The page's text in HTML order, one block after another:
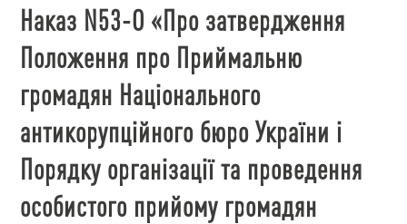
Наказ N53-О «Про затвердження
Положення про Приймальню
громадян Національного
антикорупційного бюро України і
Порядку організації та проведення
особистого прийому громадян